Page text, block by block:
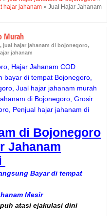
hajar jahanam » Jual Hajar Jahanam
Murah
, jual hajar jahanam di bojonegoro,
jahanam
Hajar Jahanam COD
bayar di tempat Bojonegoro,
Jual hajar jahanam murah
di Bojonegoro, Grosir
Penjual hajar jahanam di
di Bojonegoro
Jahanam
Bayar di tempat
Mesir
atasi ejakulasi dini